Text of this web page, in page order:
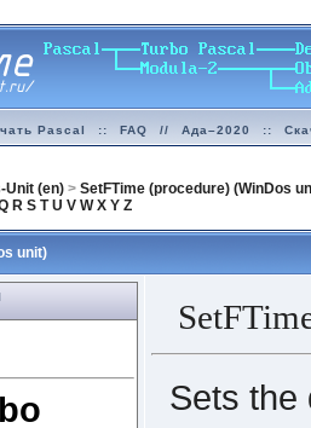
Pascal :: FAQ // Ада–2020 ::
Unit (en)> SetFTime (procedure) (WinDos
R S T U V W X Y Z
unit)
Sets the